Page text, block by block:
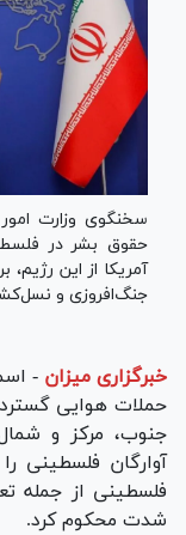
سخنگوی وزارت
حقوق بشر در
آمریکا از این
جنگ‌افروزی و
خبرگزاری میزان -
حملات هوایی
جنوب، مرکز و
آوارگان فلسطینی
فلسطینی از جمله
شدت محکوم کرد.